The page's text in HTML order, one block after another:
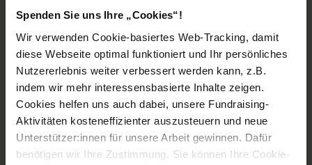
Spenden Sie uns Ihre „Cookies“!
Wir verwenden Cookie-basiertes Web-Tracking, damit
diese Webseite optimal funktioniert und Ihr persönliches
Nutzererlebnis weiter verbessert werden kann, z.B.
indem wir mehr interessensbasierte Inhalte zeigen.
Cookies helfen uns auch dabei, unsere Fundraising-
Aktivitäten kosteneffizienter auszusteuern und neue
Unterstützer:innen für unsere Arbeit gewinnen. Dafür
benötigen wir Ihre Zustimmung. Sie können Ihre Cookie-
Vom Kindernothilfe-Partner Candlelight bekam Khadra
eine Nähmaschine und lernte, Kleidungsstücke
herzustellen. Mit ihrem Lohn kann sie ihre Familie gut
versorgen.
Khadra machte sich als
Näherin selbstständig